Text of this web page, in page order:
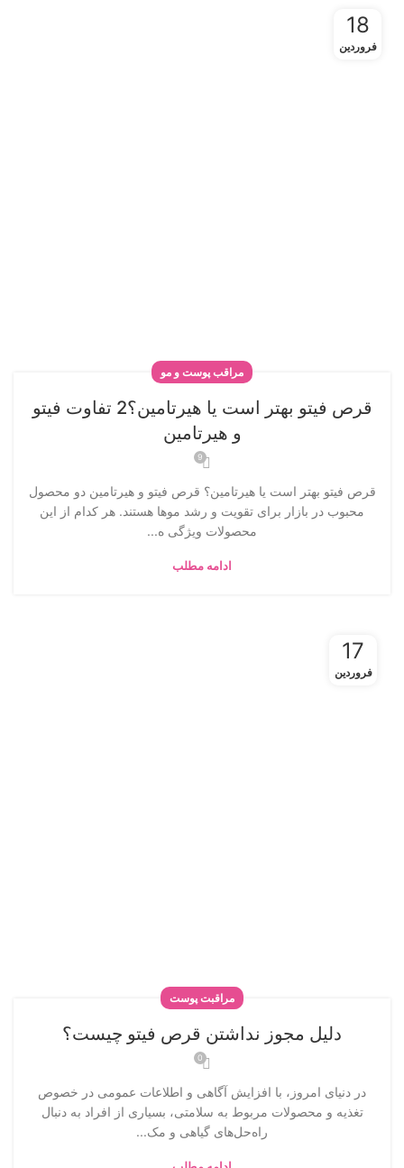
18
فروردین
مراقب پوست و مو
قرص فیتو بهتر است یا هیرتامین؟2 تفاوت فیتو
و هیرتامین
9
قرص فیتو بهتر است یا هیرتامین؟ قرص فیتو و هیرتامین دو محصول
محبوب در بازار برای تقویت و رشد موها هستند. هر کدام از این
محصولات ویژگی‌ ه...
ادامه مطلب
17
فروردین
مراقبت پوست
دلیل مجوز نداشتن قرص فیتو چیست؟
0
در دنیای امروز، با افزایش آگاهی و اطلاعات عمومی در خصوص
تغذیه و محصولات مربوط به سلامتی، بسیاری از افراد به دنبال
راه‌حل‌های گیاهی و مک...